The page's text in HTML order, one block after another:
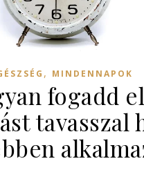
, MINDENNAPOK
fogadd
tavasszal